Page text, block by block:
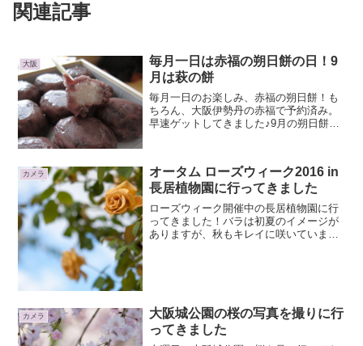
関連記事
大阪
毎月一日は赤福の朔日餅の日！9
月は萩の餅
毎月一日のお楽しみ、赤福の朔日餅！も
ちろん、大阪伊勢丹の赤福で予約済み。
早速ゲットしてきました♪9月の朔日餅は
います。ぱかっと開ける...
カメラ
オータム ローズウィーク2016 in
長居植物園に行ってきました
ローズウィーク開催中の長居植物園に行
ってきました！バラは初夏のイメージが
ありますが、秋もキレイに咲いています♪
カメラ
大阪城公園の桜の写真を撮りに行
ってきました